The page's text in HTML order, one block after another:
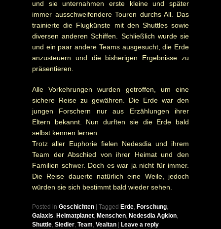
und sie unternahmen erste kleine und später
immer ausschweifendere Touren durchs All. Das
trainierte die Flugkünste mit den Shuttles sowie
diversen anderen Schiffen. Schließlich wurde sie
und ein paar andere Teams ausgesucht, die Erde
anzusteuern und die bisherigen Ergebnisse zu
präsentieren.
Alle Vorkehrungen wurden getroffen, um eine
sichere Reise zu gewähren. Die Erde war den
jungen Forschern nur aus Erzählungen ihrer
Eltern bekannt. Nun durften sie die Erde bald
selbst kennen lernen.
Trotz aller Euphorie fielen Nedesdia und ihrem
Team der Abschied von ihrer Heimat und den
Familien schwer. Doch es war ja nicht für immer.
Die Reise dauerte natürlich eine Weile, jedoch
würden sie sich bestimmt bald wieder sehen.
Posted in Geschichten Tagged Erde, Forschung,
Galaxis, Heimatplanet, Menschen, Nedesdia Agkion,
Shuttle, Siedler, Team, Vealtan Leave a reply